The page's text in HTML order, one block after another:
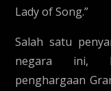
Lady of Song.”
Salah satu
negara ini,
penghargaan